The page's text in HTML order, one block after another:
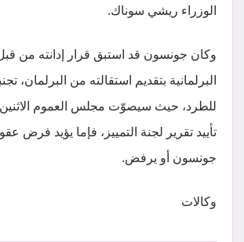
الوزراء ريشي سوناك.
وكان جونسون قد استبق قرار إدانته من قبل
البرلمانية بتقديم استقالته من البرلمان،
للطرد، حيث سيصوّت مجلس العموم
تأييد تقرير لجنة التمييز، فإما يؤيد فرض
جونسون أو يرفض.
وكالات